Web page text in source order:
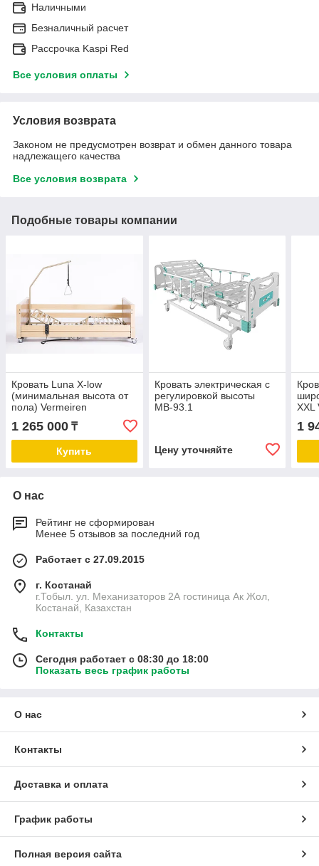
Наличными
Безналичный расчет
Рассрочка Kaspi Red
Все условия оплаты
Условия возврата
Законом не предусмотрен возврат и обмен данного товара
надлежащего качества
Все условия возврата
Подобные товары компании
Кровать Luna X-low
(минимальная высота от
пола) Vermeiren
1 265 000 ₸
Купить
Кровать электрическая с
регулировкой высоты
МВ-93.1
Цену уточняйте
XXL
1
О нас
Рейтинг не сформирован
Менее 5 отзывов за последний год
Работает с 27.09.2015
г. Костанай
г.Тобыл. ул. Механизаторов 2А гостиница Ак Жол,
Костанай, Казахстан
Контакты
Сегодня работает с 08:30 до 18:00
Показать весь график работы
О нас
Контакты
Доставка и оплата
График работы
Полная версия сайта